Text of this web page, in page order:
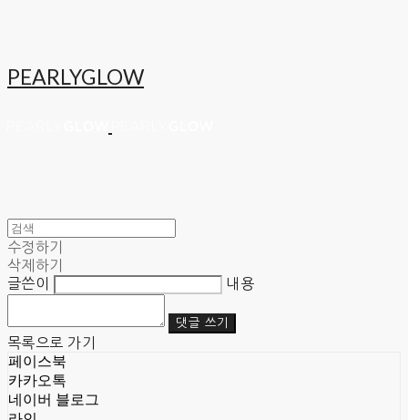
PEARLYGLOW
수정하기
삭제하기
글쓴이
내용
댓글 쓰기
목록으로 가기
페이스북
카카오톡
네이버 블로그